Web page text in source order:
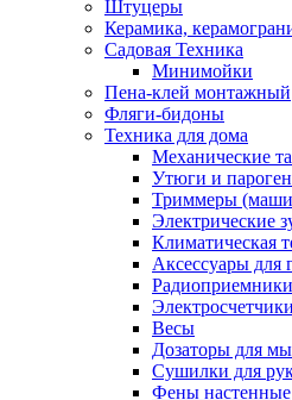
Штуцеры
Керамика,
Садовая Техника
Минимойки
Пена-клей монтажный
Фляги-бидоны
Техника для дома
Механические
Утюги и
Триммеры
Электрические
Климатическая
Аксессуары для
Радиоприемники
Электросчетчики
Весы
Дозаторы для
Сушилки для
Фены настенные